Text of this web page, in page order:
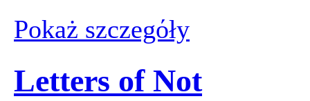
Pokaż szczegόły
Letters of Not